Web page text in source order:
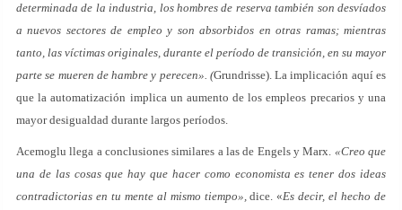
determinada de la industria, los hombres de reserva también son desvíados
a nuevos sectores de empleo y son absorbidos en otras ramas; mientras
tanto, las víctimas originales, durante el período de transición, en su mayor
parte se mueren de hambre y perecen». (Grundrisse). La implicación aquí es
que la automatización implica un aumento de los empleos precarios y una
mayor desigualdad durante largos períodos.
Acemoglu llega a conclusiones similares a las de Engels y Marx. «Creo que
una de las cosas que hay que hacer como economista es tener dos ideas
contradictorias en tu mente al mismo tiempo»,dice. «Es decir, el hecho de